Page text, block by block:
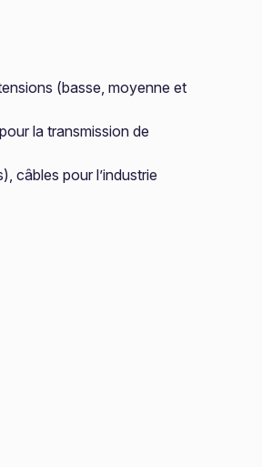
(basse, moyenne et
la transmission de
câbles pour l’industrie